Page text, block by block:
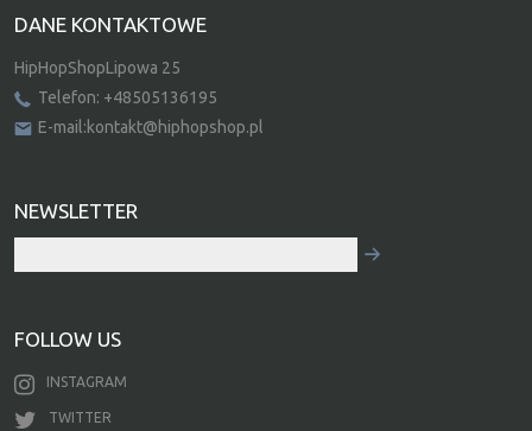
DANE KONTAKTOWE
HipHopShopLipowa 25
Telefon: +48505136195
E-mail:kontakt@hiphopshop.pl
NEWSLETTER
FOLLOW US
INSTAGRAM
TWITTER